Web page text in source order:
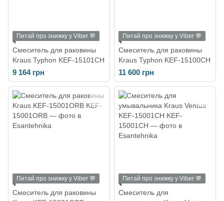
Питай про знижку у Viber 💬
Смеситель для раковины
Kraus Typhon KEF-15101CH
9 164 грн
Питай про знижку у Viber 💬
Смеситель для раковины
Kraus Typhon KEF-15100CH
11 600 грн
Питай про знижку у Viber 💬
Смеситель для раковины
Питай про знижку у Viber 💬
Смеситель для